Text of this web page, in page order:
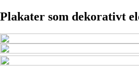
Plakater som dekorativt